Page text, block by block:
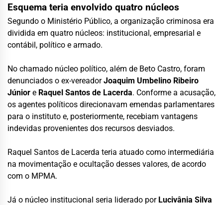
Esquema teria envolvido quatro núcleos
Segundo o Ministério Público, a organização criminosa era
dividida em quatro núcleos: institucional, empresarial e
contábil, político e armado.
No chamado núcleo político, além de Beto Castro, foram
denunciados o ex-vereadorJoaquim Umbelino Ribeiro
Júnior e Raquel Santos de Lacerda. Conforme a acusação,
os agentes políticos direcionavam emendas parlamentares
para o instituto e, posteriormente, recebiam vantagens
indevidas provenientes dos recursos desviados.
Raquel Santos de Lacerda teria atuado como intermediária
na movimentação e ocultação desses valores, de acordo
com o MPMA.
Já o núcleo institucional seria liderado por Lucivânia Silva